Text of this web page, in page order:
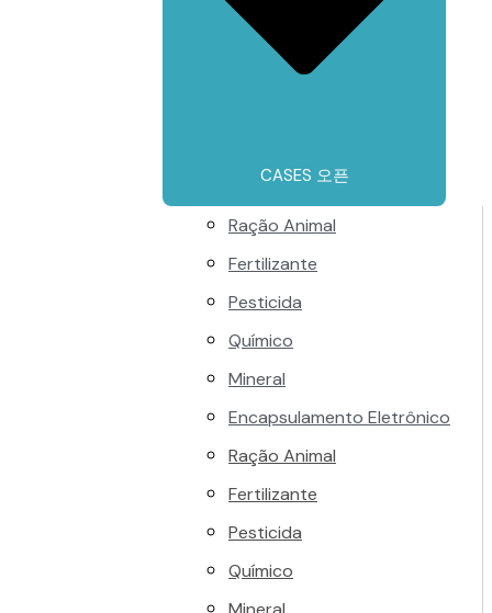
CASES 오픈
Ração Animal
Fertilizante
Pesticida
Químico
Mineral
Encapsulamento Eletrônico
Ração Animal
Fertilizante
Pesticida
Químico